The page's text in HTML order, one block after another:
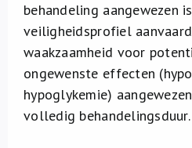
behandeling aangewezen
veiligheidsprofiel
waakzaamheid voor
ongewenste effecten
hypoglykemie)
volledig behandelingsduur.